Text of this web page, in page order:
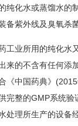
纯化水或蒸馏水的
备紫外线及臭氧杀
工业所用的纯化水
来的不含有任何添
《中国药典》
完整的GMP系统
处理所生产的设备